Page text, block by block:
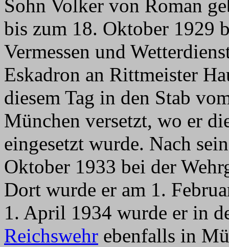
Sohn Volker von Roman
bis zum 18. Oktober 1929
Vermessen und
Eskadron an Rittmeister
diesem Tag in den Stab
München versetzt, wo er
eingesetzt wurde. Nach
Oktober 1933 bei der
Dort wurde er am 1.
1. April 1934 wurde er in
Reichswehr ebenfalls in